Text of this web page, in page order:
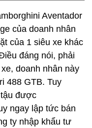
Aventador
của doanh nhân
của 1 siêu xe khác
đáng nói, phải
doanh nhân này
488 GTB. Tuy
được
ngay lập tức bán
ty nhập khẩu tư